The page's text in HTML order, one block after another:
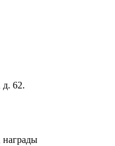
д. 62.
награды